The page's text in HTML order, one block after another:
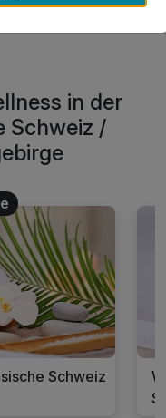
in der
Schweiz /
Schweiz